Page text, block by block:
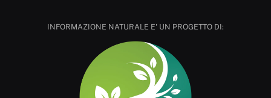
INFORMAZIONE NATURALE E' UN PROGETTO DI: